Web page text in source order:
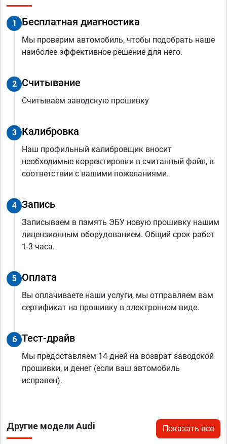
1 Бесплатная диагностика
Мы проверим автомобиль, чтобы подобрать наше
наиболее эффективное решение для него.
2 Считывание
Считываем заводскую прошивку
3 Калибровка
Наш профильный калибровщик вносит
необходимые корректировки в считанный файл, в
соответствии с вашими пожеланиями.
4 Запись
Записываем в память ЭБУ новую прошивку нашим
лицензионным оборудованием. Общий срок работ
1-3 часа.
5 Оплата
Вы оплачиваете наши услуги, мы отправляем вам
сертификат на прошивку в электронном виде.
6 Тест-драйв
Мы предоставляем 14 дней на возврат заводской
прошивки, и денег (если ваш автомобиль
исправен).
Другие модели Audi Показать все